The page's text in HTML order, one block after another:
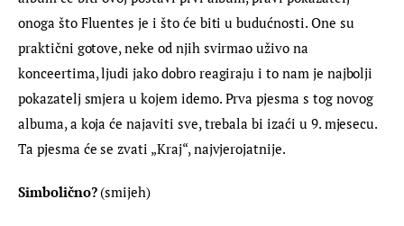
onoga što Fluentes je i što će biti u budućnosti. One su
praktični gotove, neke od njih svirmao uživo na
konceertima, ljudi jako dobro reagiraju i to nam je najbolji
pokazatelj smjera u kojem idemo. Prva pjesma s tog novog
albuma, a koja će najaviti sve, trebala bi izaći u 9. mjesecu.
Ta pjesma će se zvati „Kraj“, najvjerojatnije.
Simbolično? (smijeh)